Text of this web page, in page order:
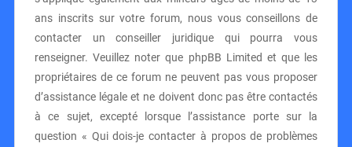
ans inscrits sur votre forum, nous vous conseillons de
contacter un conseiller juridique qui pourra vous
renseigner. Veuillez noter que phpBB Limited et que les
propriétaires de ce forum ne peuvent pas vous proposer
d’assistance légale et ne doivent donc pas être contactés
à ce sujet, excepté lorsque l’assistance porte sur la
question « Qui dois-je contacter à propos de problèmes